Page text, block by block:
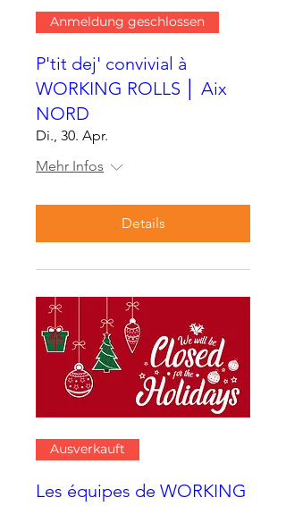
Anmeldung geschlossen
P'tit dej' convivial à
WORKING ROLLS │ Aix
NORD
Di., 30. Apr.
Mehr Infos
Details
Ausverkauft
Les équipes de WORKING